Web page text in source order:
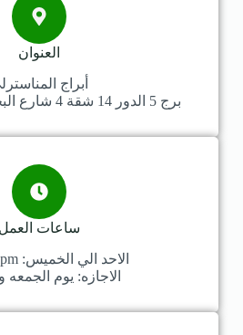
العنوان
أبراج
برج 5 الدور 14 شقة 4 شارع البحر الأعظم الجيزة
ساعات العمل
الاحد الي الخميس: 10am - 5pm
الاجازه: يوم